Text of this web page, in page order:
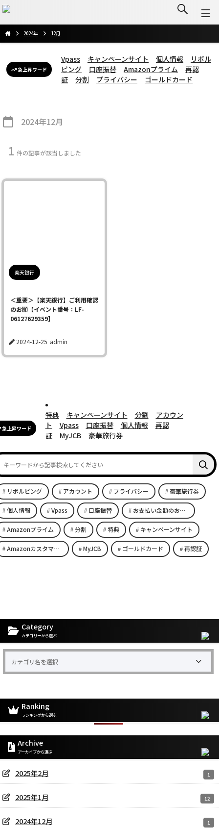
2024年 12月
急上昇ワード
Vpass キャンペーンサイト 個人情報
リボル
ビング
口座振替 Amazonプライム
再認
証
分割 プライバシー ゴールドカード
2024年12月
1 件の記事が該当しました
楽天銀行
＜重要＞【楽天銀行】ご利用確認
のお願【イベント番号：LF-
06127629359】
2024-12-25 admin
急上昇ワード
特典 キャンペーンサイト 分割
アカウン
ト
Vpass 口座振替 個人情報
再認
証
MyJCB 豪華旅行券
リボルビング アカウント プライバシー 豪華旅行券
個人情報 Vpass 口座振替 お支払い金額のお知らせ
Amazonプライム 分割 特典 キャンペーンサイト
Amazonカスタマーサービス MyJCB ゴールドカード 再認証
Category
カテゴリーから選ぶ
Ranking
ランキングから選ぶ
Archive
アーカイブから選ぶ
2025年2月 1
2025年1月 12
2024年12月 1